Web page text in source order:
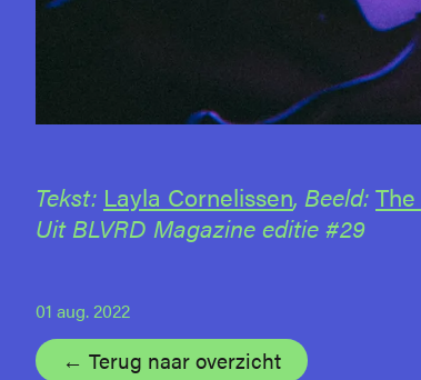
Tekst: Layla Cornelissen, Beeld:
Uit BLVRD Magazine editie #29
01 aug. 2022
← Terug naar overzicht